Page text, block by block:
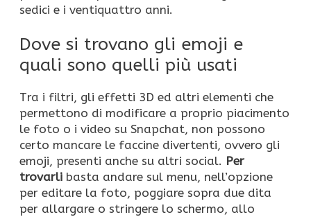
sedici e i ventiquattro anni.
Dove si trovano gli emoji e
quali sono quelli più usati
Tra i filtri, gli effetti 3D ed altri elementi che
permettono di modificare a proprio piacimento
le foto o i video su Snapchat, non possono
certo mancare le faccine divertenti, ovvero gli
emoji, presenti anche su altri social. Per
trovarli basta andare sul menu, nell’opzione
per editare la foto, poggiare sopra due dita
per allargare o stringere lo schermo, allo